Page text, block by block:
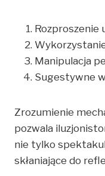
Rozproszenie
Manipulacja
Sugestywne
Zrozumienie
pozwala
nie tylko
skłaniające do